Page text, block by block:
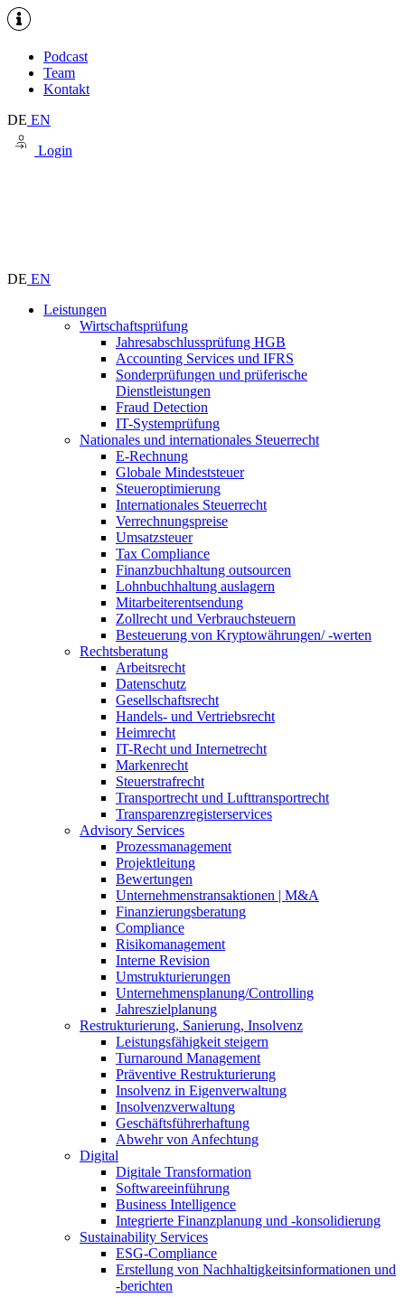
Podcast
Team
Kontakt
DE EN
Login
DE EN
Leistungen
Wirtschaftsprüfung
Jahresabschlussprüfung HGB
Accounting Services und IFRS
Sonderprüfungen und prüferische
Dienstleistungen
Fraud Detection
IT-Systemprüfung
Nationales und internationales Steuerrecht
E-Rechnung
Globale Mindeststeuer
Steueroptimierung
Internationales Steuerrecht
Verrechnungspreise
Umsatzsteuer
Tax Compliance
Finanzbuchhaltung outsourcen
Lohnbuchhaltung auslagern
Mitarbeiterentsendung
Zollrecht und Verbrauchsteuern
Besteuerung von Kryptowährungen/ -werten
Rechtsberatung
Arbeitsrecht
Datenschutz
Gesellschaftsrecht
Handels- und Vertriebsrecht
Heimrecht
IT-Recht und Internetrecht
Markenrecht
Steuerstrafrecht
Transportrecht und Lufttransportrecht
Transparenzregisterservices
Advisory Services
Prozessmanagement
Projektleitung
Bewertungen
Unternehmenstransaktionen | M&A
Finanzierungsberatung
Compliance
Risikomanagement
Interne Revision
Umstrukturierungen
Unternehmensplanung/Controlling
Jahreszielplanung
Restrukturierung, Sanierung, Insolvenz
Leistungsfähigkeit steigern
Turnaround Management
Präventive Restrukturierung
Insolvenz in Eigenverwaltung
Insolvenzverwaltung
Geschäftsführerhaftung
Abwehr von Anfechtung
Digital
Digitale Transformation
Softwareeinführung
Business Intelligence
Integrierte Finanzplanung und -konsolidierung
Sustainability Services
ESG-Compliance
Erstellung von Nachhaltigkeitsinformationen und
-berichten